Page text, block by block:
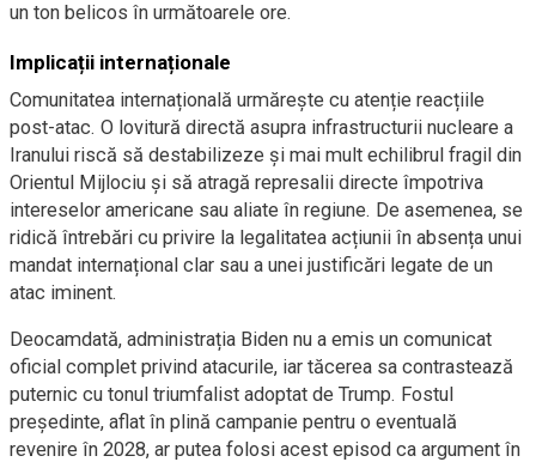
un ton belicos în următoarele ore.
Implicații internaționale
Comunitatea internațională urmărește cu atenție reacțiile
post-atac. O lovitură directă asupra infrastructurii nucleare a
Iranului riscă să destabilizeze și mai mult echilibrul fragil din
Orientul Mijlociu și să atragă represalii directe împotriva
intereselor americane sau aliate în regiune. De asemenea, se
ridică întrebări cu privire la legalitatea acțiunii în absența unui
mandat internațional clar sau a unei justificări legate de un
atac iminent.
Deocamdată, administrația Biden nu a emis un comunicat
oficial complet privind atacurile, iar tăcerea sa contrastează
puternic cu tonul triumfalist adoptat de Trump. Fostul
președinte, aflat în plină campanie pentru o eventuală
revenire în 2028, ar putea folosi acest episod ca argument în